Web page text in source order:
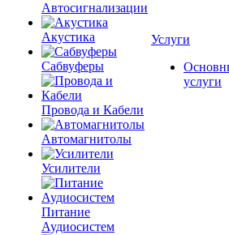
Автосигнализации
Акустика
Сабвуферы
Провода и Кабели
Автомагнитолы
Усилители
Питание
Аудиосистем
Услуги
услуги